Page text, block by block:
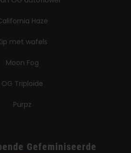
Haze
met wafels
Moon Fog
OG Triploïde
Purpz
Gefeminiseerde